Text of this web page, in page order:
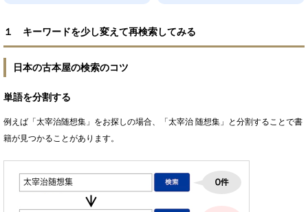
１ キーワードを少し変えて再検索してみる
日本の古本屋の検索のコツ
単語を分割する
例えば「太宰治随想集」をお探しの場合、「太宰治 随想集」と分割することで書
籍が見つかることがあります。